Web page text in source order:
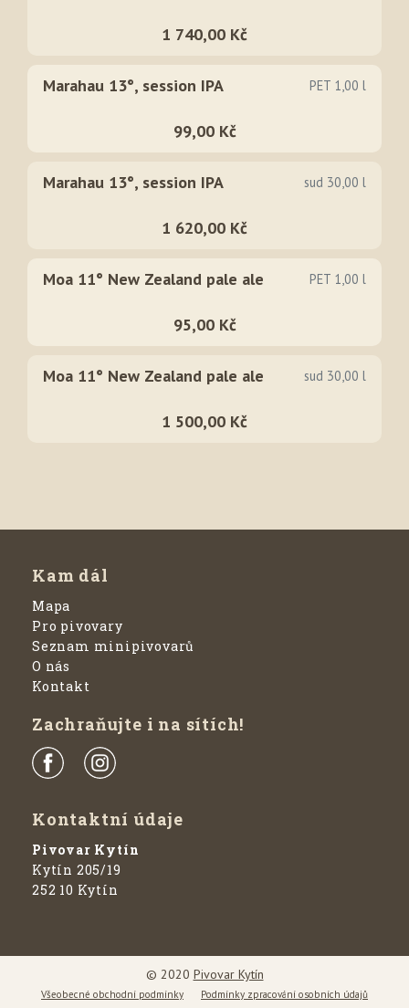
1 740,00 Kč
Marahau 13°, session IPA PET 1,00 l
99,00 Kč
Marahau 13°, session IPA sud 30,00 l
1 620,00 Kč
Moa 11° New Zealand pale ale PET 1,00 l
95,00 Kč
Moa 11° New Zealand pale ale sud 30,00 l
1 500,00 Kč
Kam dál
Mapa
Pro pivovary
Seznam minipivovarů
O nás
Kontakt
Zachraňujte i na sítích!
Kontaktní údaje
Pivovar Kytín
Kytín 205/19
252 10 Kytín
© 2020 Pivovar Kytín
Všeobecné obchodní podmínky Podmínky zpracování osobních údajů